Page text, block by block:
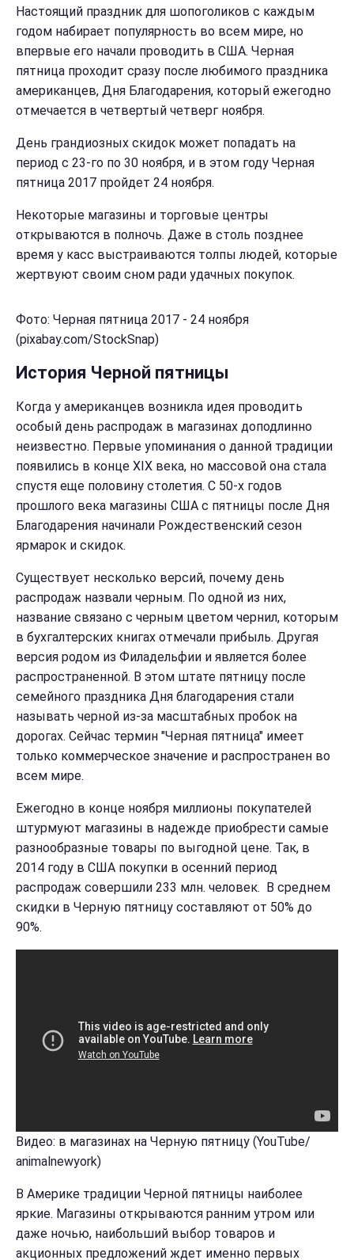
Настоящий праздник для шопоголиков с каждым
годом набирает популярность во всем мире, но
впервые его начали проводить в США. Черная
пятница проходит сразу после любимого праздника
американцев, Дня Благодарения, который ежегодно
отмечается в четвертый четверг ноября.
День грандиозных скидок может попадать на
период с 23-го по 30 ноября, и в этом году Черная
пятница 2017 пройдет 24 ноября.
Некоторые магазины и торговые центры
открываются в полночь. Даже в столь позднее
время у касс выстраиваются толпы людей, которые
жертвуют своим сном ради удачных покупок.
Фото: Черная пятница 2017 - 24 ноября
(pixabay.com/StockSnap)
История Черной пятницы
Когда у американцев возникла идея проводить
особый день распродаж в магазинах доподлинно
неизвестно. Первые упоминания о данной традиции
появились в конце ХIХ века, но массовой она стала
спустя еще половину столетия. С 50-х годов
прошлого века магазины США с пятницы после Дня
Благодарения начинали Рождественский сезон
ярмарок и скидок.
Существует несколько версий, почему день
распродаж назвали черным. По одной из них,
название связано с черным цветом чернил, которым
в бухгалтерских книгах отмечали прибыль. Другая
версия родом из Филадельфии и является более
распространенной. В этом штате пятницу после
семейного праздника Дня благодарения стали
называть черной из-за масштабных пробок на
дорогах. Сейчас термин "Черная пятница" имеет
только коммерческое значение и распространен во
всем мире.
Ежегодно в конце ноября миллионы покупателей
штурмуют магазины в надежде приобрести самые
разнообразные товары по выгодной цене. Так, в
2014 году в США покупки в осенний период
распродаж совершили 233 млн. человек. В среднем
скидки в Черную пятницу составляют от 50% до
90%.
Видео: в магазинах на Черную пятницу (YouTube/
animalnewyork)
В Америке традиции Черной пятницы наиболее
яркие. Магазины открываются ранним утром или
даже ночью, наибольший выбор товаров и
акционных предложений ждет именно первых